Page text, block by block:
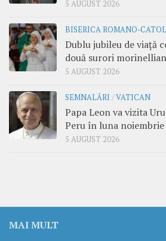
5 AUGUST 2026
BISERICA ROMANO-
Dublu jubileu de viață
două surori
5 AUGUST 2026
SEMNALĂRI /VATICAN
Papa Leon va vizita
Peru în luna noiembrie
5 AUGUST 2026
MAI MULT